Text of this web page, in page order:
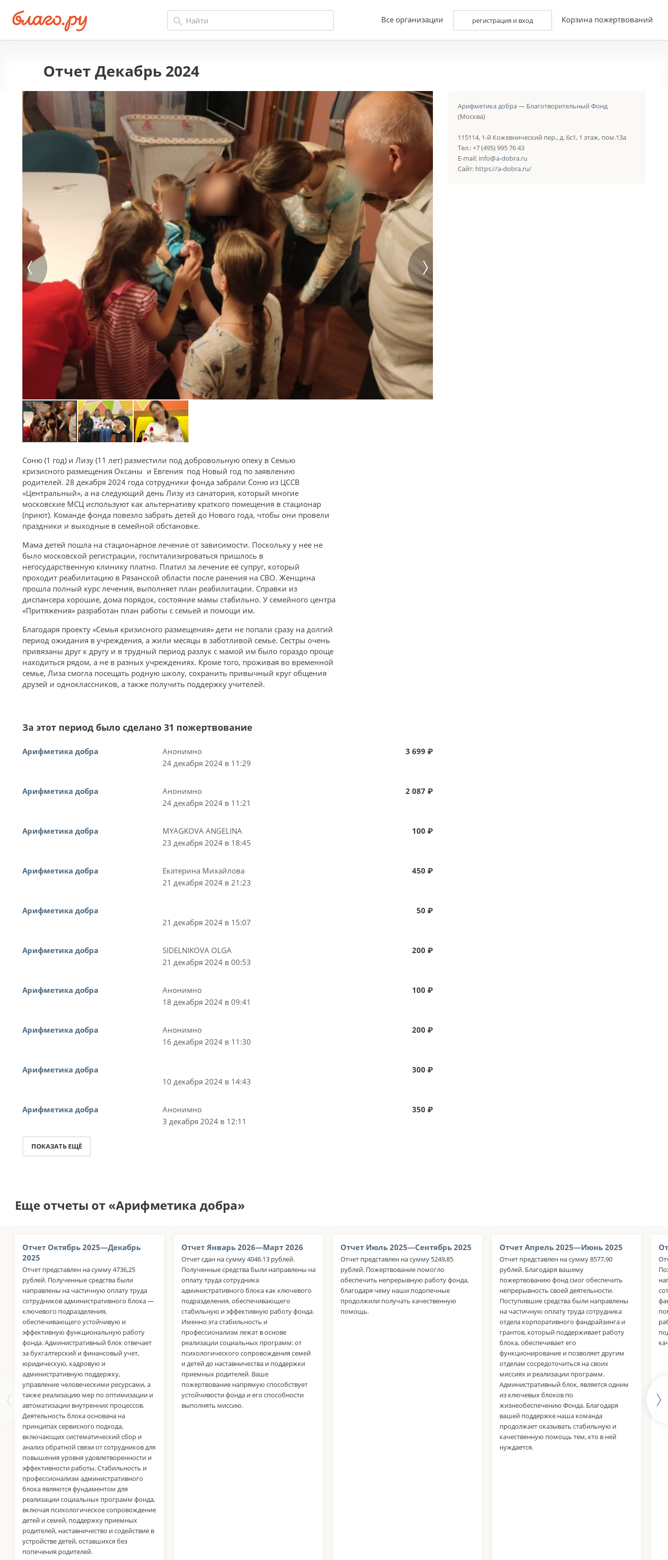
Все организации регистрация и вход Корзина пожертвований
Отчет Декабрь 2024
Соню (1 год) и Лизу (11 лет) разместили под добровольную опеку в Семью
кризисного размещения Оксаны и Евгения под Новый год по заявлению
родителей. 28 декабря 2024 года сотрудники фонда забрали Соню из ЦССВ
«Центральный», а на следующий день Лизу из санатория, который многие
московские МСЦ используют как альтернативу краткого помещения в стационар
(приют). Команде фонда повезло забрать детей до Нового года, чтобы они провели
праздники и выходные в семейной обстановке.
Мама детей пошла на стационарное лечение от зависимости. Поскольку у нее не
было московской регистрации, госпитализироваться пришлось в
негосударственную клинику платно. Платил за лечение её супруг, который
проходит реабилитацию в Рязанской области после ранения на СВО. Женщина
прошла полный курс лечения, выполняет план реабилитации. Справки из
диспансера хорошие, дома порядок, состояние мамы стабильно. У семейного центра
«Притяжения» разработан план работы с семьей и помощи им.
Благодаря проекту «Семья кризисного размещения» дети не попали сразу на долгий
период ожидания в учреждения, а жили месяцы в заботливой семье. Сестры очень
привязаны друг к другу и в трудный период разлук с мамой им было гораздо проще
находиться рядом, а не в разных учреждениях. Кроме того, проживая во временной
семье, Лиза смогла посещать родную школу, сохранить привычный круг общения
друзей и одноклассников, а также получить поддержку учителей.
За этот период было сделано 31 пожертвование
Арифметика добра
Анонимно
24 декабря 2024 в 11:29
3 699 ₽
Арифметика добра
Анонимно
24 декабря 2024 в 11:21
2 087 ₽
Арифметика добра
MYAGKOVA ANGELINA
23 декабря 2024 в 18:45
100 ₽
Арифметика добра
Екатерина Михайлова
21 декабря 2024 в 21:23
450 ₽
Арифметика добра
21 декабря 2024 в 15:07
50 ₽
Арифметика добра
SIDELNIKOVA OLGA
21 декабря 2024 в 00:53
200 ₽
Арифметика добра
Анонимно
18 декабря 2024 в 09:41
100 ₽
Арифметика добра
Анонимно
16 декабря 2024 в 11:30
200 ₽
Арифметика добра
10 декабря 2024 в 14:43
300 ₽
Арифметика добра
Анонимно
3 декабря 2024 в 12:11
350 ₽
ПОКАЗАТЬ ЕЩЁ
Арифметика добра — Благотворительный Фонд
(Москва)
115114, 1-й Кожевнический пер., д. 6с1, 1 этаж, пом.13а
Тел.: +7 (495) 995 76 43
E-mail: info@a-dobra.ru
Сайт: https://a-dobra.ru/
Еще отчеты от «Арифметика добра»
Отчет Октябрь 2025—Декабрь
2025
Отчет представлен на сумму 4736,25
рублей. Полученные средства были
направлены на частичную оплату труда
сотрудников административного блока —
ключевого подразделения,
обеспечивающего устойчивую и
эффективную функциональную работу
фонда. Административный блок отвечает
за бухгалтерский и финансовый учет,
юридическую, кадровую и
административную поддержку,
управление человеческими ресурсами, а
также реализацию мер по оптимизации и
автоматизации внутренних процессов.
Деятельность блока основана на
принципах сервисного подхода,
включающих систематический сбор и
анализ обратной связи от сотрудников для
повышения уровня удовлетворенности и
эффективности работы. Стабильность и
профессионализм административного
блока являются фундаментом для
реализации социальных программ фонда,
включая психологическое сопровождение
детей и семей, поддержку приемных
родителей, наставничество и содействие в
устройстве детей, оставшихся без
попечения родителей.
Отчет Январь 2026—Март 2026
Отчет сдан на сумму 4046.13 рублей.
Полученные средства были направлены на
оплату труда сотрудника
административного блока как ключевого
подразделения, обеспечивающего
стабильную и эффективную работу фонда.
Именно эта стабильность и
профессионализм лежат в основе
реализации социальных программ: от
психологического сопровождения семей
и детей до наставничества и поддержки
приемных родителей. Ваше
пожертвование напрямую способствует
устойчивости фонда и его способности
выполнять миссию.
Отчет Июль 2025—Сентябрь 2025
Отчет представлен на сумму 5249,85
рублей. Пожертвование помогло
обеспечить непрерывную работу фонда,
благодаря чему наши подопечные
продолжили получать качественную
помощь.
Отчет Апрель 2025—Июнь 2025
Отчет представлен на сумму 8577,90
рублей. Благодаря вашему
пожертвованию фонд смог обеспечить
непрерывность своей деятельности.
Поступившие средства были направлены
на частичную оплату труда сотрудника
отдела корпоративного фандрайзинга и
грантов, который поддерживает работу
блока, обеспечивает его
функционирование и позволяет другим
отделам сосредоточиться на своих
миссиях и реализации программ.
Административный блок, является одним
из ключевых блоков по
жизнеобеспечению Фонда. Благодаря
вашей поддержке наша команда
продолжает оказывать стабильную и
качественную помощь тем, кто в ней
нуждается.